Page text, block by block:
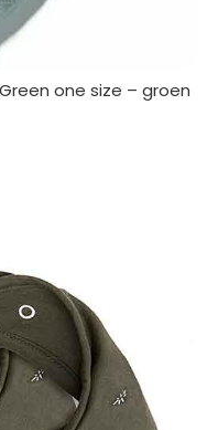
one size – groen